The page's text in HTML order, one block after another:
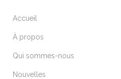
Accueil
À propos
Qui sommes-nous
Nouvelles